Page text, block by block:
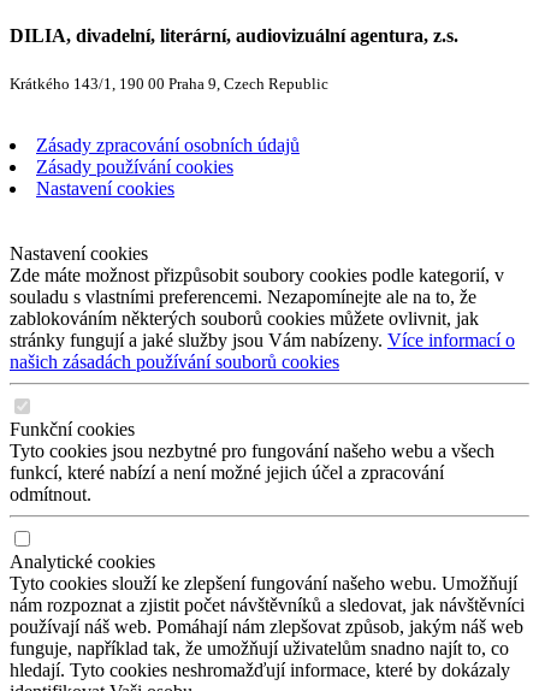
DILIA, divadelní, literární, audiovizuální agentura, z.s.
Krátkého 143/1, 190 00 Praha 9, Czech Republic
Zásady zpracování osobních údajů
Zásady používání cookies
Nastavení cookies
Nastavení cookies
Zde máte možnost přizpůsobit soubory cookies podle kategorií, v
souladu s vlastními preferencemi. Nezapomínejte ale na to, že
zablokováním některých souborů cookies můžete ovlivnit, jak
stránky fungují a jaké služby jsou Vám nabízeny. Více informací o
našich zásadách používání souborů cookies
Funkční cookies
Tyto cookies jsou nezbytné pro fungování našeho webu a všech
funkcí, které nabízí a není možné jejich účel a zpracování
odmítnout.
Analytické cookies
Tyto cookies slouží ke zlepšení fungování našeho webu. Umožňují
nám rozpoznat a zjistit počet návštěvníků a sledovat, jak návštěvníci
používají náš web. Pomáhají nám zlepšovat způsob, jakým náš web
funguje, například tak, že umožňují uživatelům snadno najít to, co
hledají. Tyto cookies neshromažďují informace, které by dokázaly